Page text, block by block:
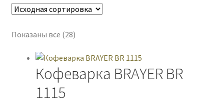
Показаны все (28)
Кофеварка BRAYER BR
1115